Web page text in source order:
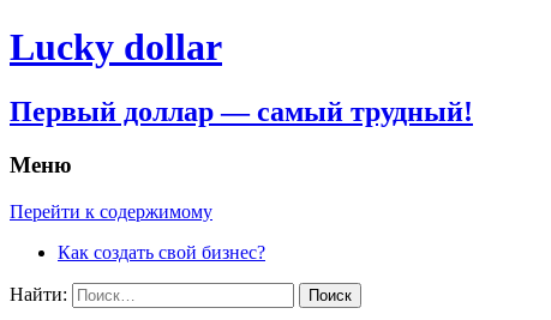
Lucky dollar
Первый доллар — самый трудный!
Меню
Перейти к содержимому
Как создать свой бизнес?
Найти: